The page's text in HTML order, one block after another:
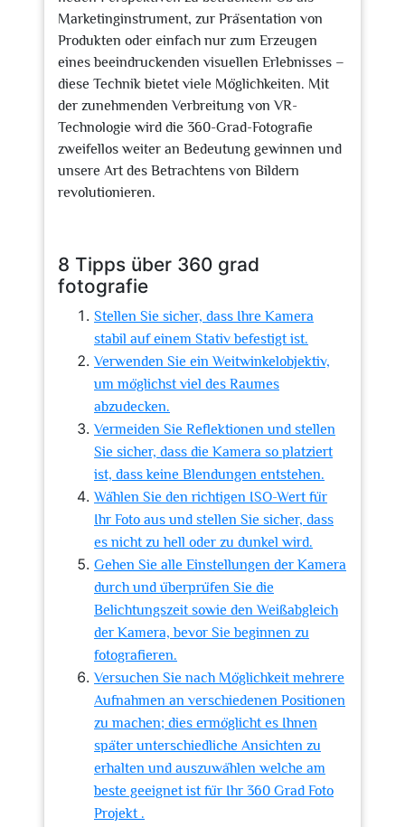
Marketinginstrument, zur Präsentation von
Produkten oder einfach nur zum Erzeugen
eines beeindruckenden visuellen Erlebnisses –
diese Technik bietet viele Möglichkeiten. Mit
der zunehmenden Verbreitung von VR-
Technologie wird die 360-Grad-Fotografie
zweifellos weiter an Bedeutung gewinnen und
unsere Art des Betrachtens von Bildern
revolutionieren.
8 Tipps über 360 grad
fotografie
Stellen Sie sicher, dass Ihre Kamera
stabil auf einem Stativ befestigt ist.
Verwenden Sie ein Weitwinkelobjektiv,
um möglichst viel des Raumes
abzudecken.
Vermeiden Sie Reflektionen und stellen
Sie sicher, dass die Kamera so platziert
ist, dass keine Blendungen entstehen.
Wählen Sie den richtigen ISO-Wert für
Ihr Foto aus und stellen Sie sicher, dass
es nicht zu hell oder zu dunkel wird.
Gehen Sie alle Einstellungen der Kamera
durch und überprüfen Sie die
Belichtungszeit sowie den Weißabgleich
der Kamera, bevor Sie beginnen zu
fotografieren.
Versuchen Sie nach Möglichkeit mehrere
Aufnahmen an verschiedenen Positionen
zu machen; dies ermöglicht es Ihnen
später unterschiedliche Ansichten zu
erhalten und auszuwählen welche am
beste geeignet ist für Ihr 360 Grad Foto
Projekt .